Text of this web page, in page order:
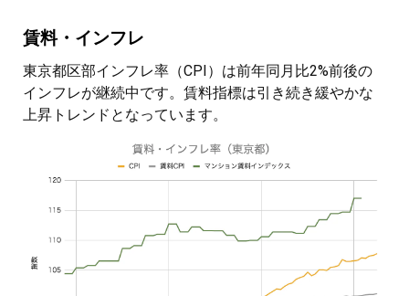
賃料・インフレ
東京都区部インフレ率（CPI）は前年同月比2%前後の
インフレが継続中です。賃料指標は引き続き緩やかな
上昇トレンドとなっています。